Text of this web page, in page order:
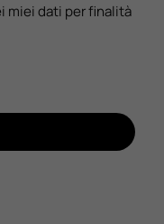
miei dati per finalità